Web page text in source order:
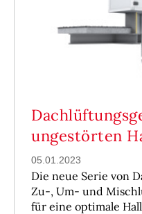
ungestörten
05.01.2023
Die neue Serie von
Zu-, Um- und
für eine optimale